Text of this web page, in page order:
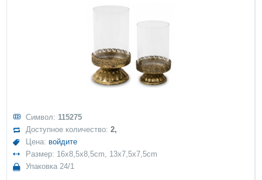
Символ: 115275
Доступное количество:2,
Цена: войдите
Размер: 16x8,5x8,5cm, 13x7,5x7,5cm
Упаковка 24/1